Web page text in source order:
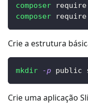
composer
composer
Crie a estrutura
mkdir -p public
Crie uma aplicação